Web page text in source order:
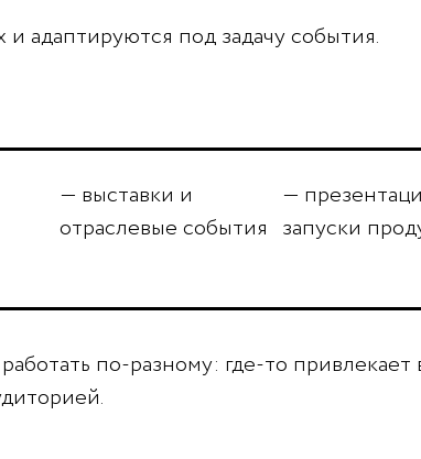
адаптируются под задачу события.
— выставки и
отраслевые события
—
запуски
по-разному: где-то привлекает